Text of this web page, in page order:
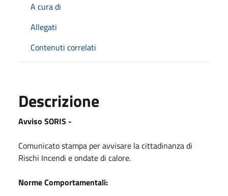
A cura di
Allegati
Contenuti correlati
Descrizione
Avviso SORIS -
Comunicato stampa per avvisare la cittadinanza di
Rischi Incendi e ondate di calore.
Norme Comportamentali: